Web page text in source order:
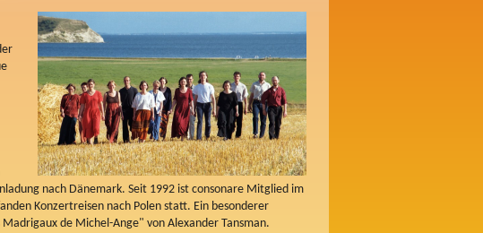
nach Dänemark. Seit 1992 ist consonare Mitglied im
Konzertreisen nach Polen statt. Ein besonderer
de Michel-Ange" von Alexander Tansman.